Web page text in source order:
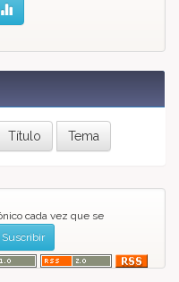
cada vez que se